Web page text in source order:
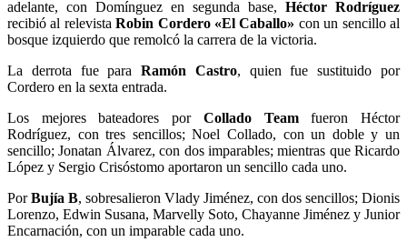
adelante, con Domínguez en segunda base, Héctor Rodríguez
recibió al relevistaRobin Cordero «El Caballo» con un sencillo al
bosque izquierdo que remolcó la carrera de la victoria.
La derrota fue paraRamón Castro, quien fue sustituido por
Cordero en la sexta entrada.
Los mejores bateadores por Collado Teamfueron Héctor
Rodríguez, con tres sencillos; Noel Collado, con un doble y un
sencillo; Jonatan Álvarez, con dos imparables; mientras que Ricardo
López y Sergio Crisóstomo aportaron un sencillo cada uno.
PorBujía B, sobresalieron Vlady Jiménez, con dos sencillos; Dionis
Lorenzo, Edwin Susana, Marvelly Soto, Chayanne Jiménez y Junior
Encarnación, con un imparable cada uno.